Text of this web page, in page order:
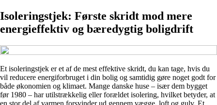
Isoleringstjek: Første skridt mod mere
energieffektiv og bæredygtig boligdrift
Et isoleringstjek er et af de mest effektive skridt, du kan tage, hvis du
vil reducere energiforbruget i din bolig og samtidig gøre noget godt for
både økonomien og klimaet. Mange danske huse – især dem bygget
før 1980 – har utilstrækkelig eller forældet isolering, hvilket betyder, at
en stor del af varmen forsvinder ud gennem vægge, loft og gulv. Et